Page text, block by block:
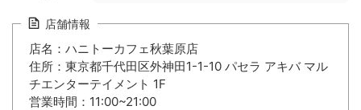
店舗情報
店名：ハニトーカフェ秋葉原店
住所：東京都千代田区外神田1-1-10 パセラ アキバ マル
チエンターテイメント 1F
営業時間：11:00~21:00